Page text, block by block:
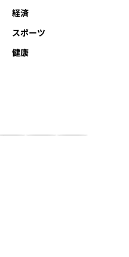
経済
スポーツ
健康